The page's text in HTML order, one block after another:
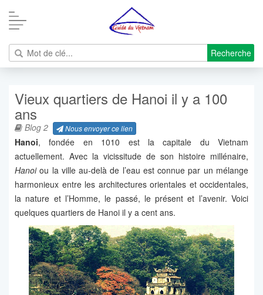
Recherche
Vieux quartiers de Hanoi il y a 100
ans
Blog 2 Nous envoyer ce lien
Hanoi, fondée en 1010 est la capitale du Vietnam
actuellement. Avec la vicissitude de son histoire millénaire,
Hanoiou la ville au-delà de l’eau est connue par un mélange
harmonieux entre les architectures orientales et occidentales,
la nature et l’Homme, le passé, le présent et l’avenir. Voici
quelques quartiers de Hanoi il y a cent ans.